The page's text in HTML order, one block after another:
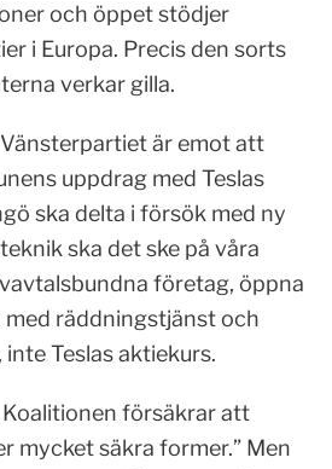
och öppet stödjer
i Europa. Precis den sorts
verkar gilla.
är emot att
uppdrag med Teslas
ska delta i försök med ny
ska det ske på våra
företag, öppna
med räddningstjänst och
Teslas aktiekurs.
försäkrar att
mycket säkra former.” Men